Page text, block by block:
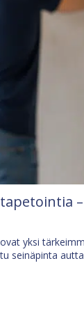
yksi
seinäpinta